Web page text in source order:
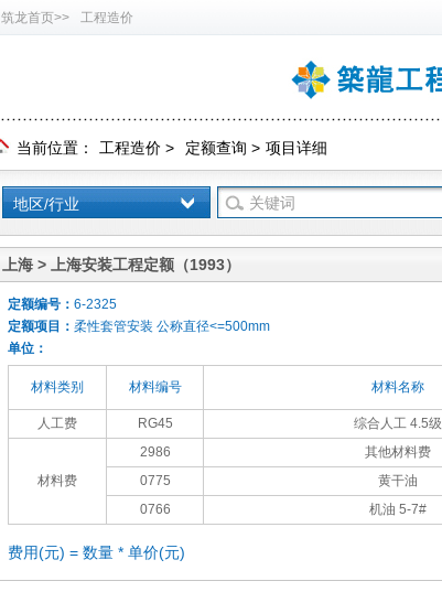
筑龙首页>> 工程造价
当前位置： 工程造价 > 定额查询 > 项目详细
地区/行业
上海 > 上海安装工程定额（1993）
定额编号： 6-2325
定额项目： 柔性套管安装 公称直径<=500mm
单位：
材料类别 材料编号 材料名称
人工费 RG45 综合人工 4.5级
材料费
2986 其他材料费
0775
黄干油
0766
机油 5-7#
费用(元) = 数量 * 单价(元)